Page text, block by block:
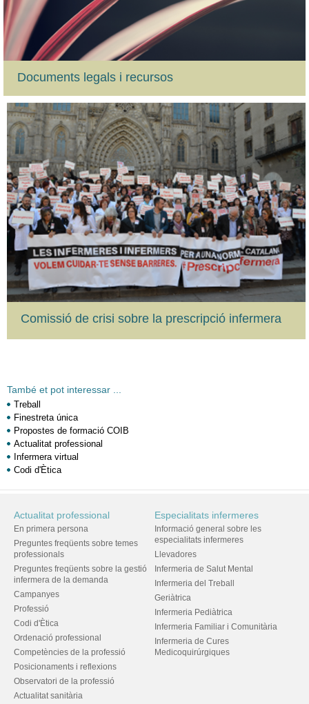
Documents legals i recursos
Comissió de crisi sobre la prescripció infermera
També et pot interessar ...
Treball
Finestreta única
Propostes de formació COIB
Actualitat professional
Infermera virtual
Codi d'Ètica
Actualitat professional
En primera persona
Preguntes freqüents sobre temes
professionals
Preguntes freqüents sobre la gestió
infermera de la demanda
Campanyes
Professió
Codi d'Ètica
Ordenació professional
Competències de la professió
Posicionaments i reflexions
Observatori de la professió
Actualitat sanitària
Especialitats infermeres
Informació general sobre les
especialitats infermeres
Llevadores
Infermeria de Salut Mental
Infermeria del Treball
Geriàtrica
Infermeria Pediàtrica
Infermeria Familiar i Comunitària
Infermeria de Cures
Medicoquirúrgiques